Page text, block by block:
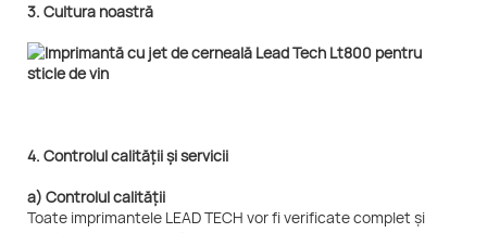
3. Cultura noastră
4. Controlul calității și servicii
a) Controlul calității
Toate imprimantele LEAD TECH vor fi verificate complet și